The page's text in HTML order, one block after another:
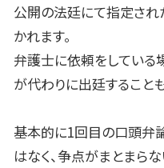
公開の法廷にて指定さ
かれます。
弁護士に依頼をしている
が代わりに出廷すること
基本的に1回目の口頭弁
はなく、争点がまとまら